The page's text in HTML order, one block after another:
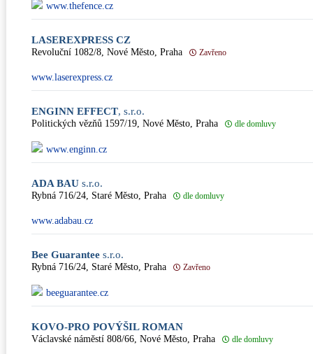
www.thefence.cz
LASEREXPRESS CZ
Revoluční 1082/8, Nové Město, Praha Zavřeno
www.laserexpress.cz
ENGINN EFFECT, s.r.o.
Politických vězňů 1597/19, Nové Město, Praha dle domluvy
www.enginn.cz
ADA BAU s.r.o.
Rybná 716/24, Staré Město, Praha dle domluvy
www.adabau.cz
Bee Guarantee s.r.o.
Rybná 716/24, Staré Město, Praha Zavřeno
beeguarantee.cz
KOVO-PRO POVÝŠIL ROMAN
Václavské náměstí 808/66, Nové Město, Praha dle domluvy